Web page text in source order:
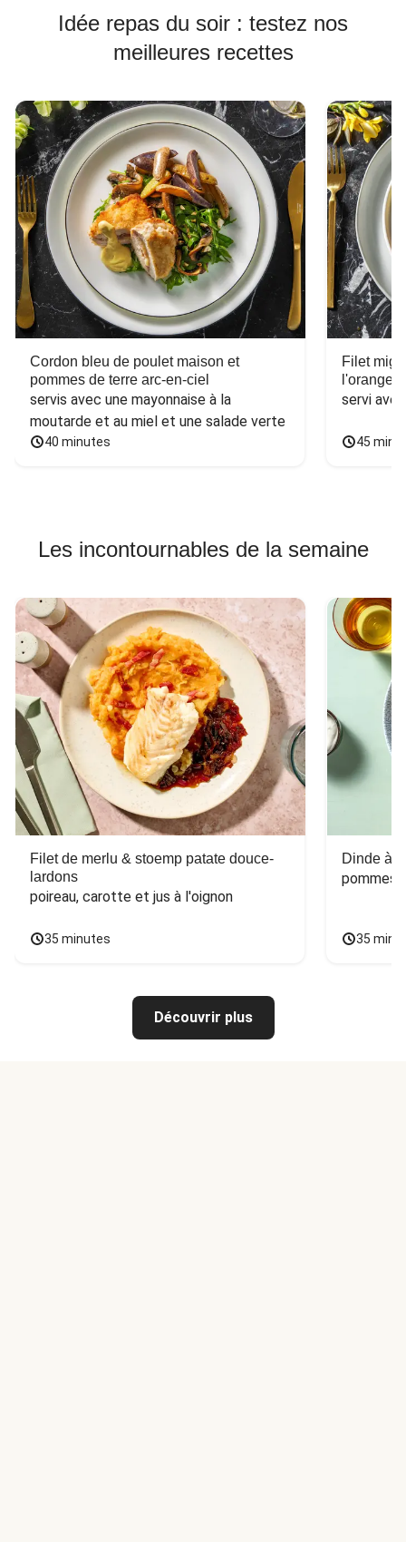
Idée repas du soir : testez nos
meilleures recettes
Cordon bleu de poulet maison et
pommes de terre arc-en-ciel
servis avec une mayonnaise à la
moutarde et au miel et une salade verte
40 minutes
Filet
l'orange
servi
45
Les incontournables de la semaine
Filet de merlu & stoemp patate douce-
lardons
poireau, carotte et jus à l'oignon
35 minutes
Dinde à
pommes
35
Découvrir plus